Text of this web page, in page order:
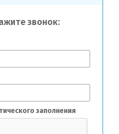
звонок:
заполнения